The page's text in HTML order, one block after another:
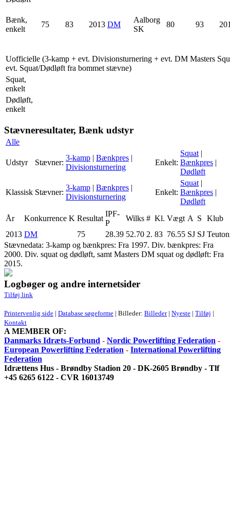
Bænk,
enkelt
75 83 2013 DM
Aalborg
SK
80 93
Uofficielle (3-kamp + evt. Divisionsturnering + evt. DM Masters
evt. Squat/Dødløft fra bommet stævne)
Squat,
enkelt
Dødløft,
enkelt
Stævneresultater, Bænk udstyr
Alle
Udstyr Stævner:
3-kamp | Bænkpres |
Divisionsturnering
Enkelt:
Squat |
Bænkpres |
Dødløft
Klassisk Stævner:
3-kamp | Bænkpres |
Divisionsturnering
Enkelt:
Squat |
Bænkpres |
Dødløft
År
Konkurrence K Resultat
IPF-
P
Wilks # Kl. Vægt A S
Klub
2013 DM 75 28.39 52.70 2. 83 76.55 SJ SJ
Stævnedata: 3-kamp og bænkpres: Fra 1997. Div. bænkpres: Fra
2000. Div. squat og dødløft, samt Masters DM squat og dødløft: Fra
2015.
Logbøger og andre internetsider
Tilføj link
Printervenlig side | Database søgeforme | Billeder: Billeder| Nyeste | Tilføj |
Kontakt
A MEMBER OF:
Danmarks Idræts-Forbund - Nordic Powerlifting Federation -
European Powerlifting Federation - International Powerlifting
Federation
Idrættens Hus - Brøndby Stadion 20 - DK-2605 Brøndby - Tlf
+45 6265 6122 - CVR 16013749